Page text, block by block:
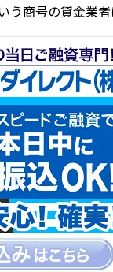
う商号の貸金業者